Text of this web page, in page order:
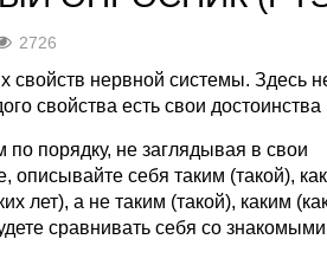
2726
свойств нервной системы. Здесь
свойства есть свои достоинства
порядку, не заглядывая в свои
описывайте себя таким (такой),
лет), а не таким (такой), каким
сравнивать себя со